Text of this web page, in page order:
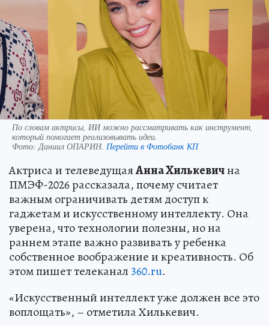
По словам актрисы, ИИ можно рассматривать как инструмент,
который помогает реализовывать идеи.
Фото:Даниил ОПАРИН. Перейти в Фотобанк КП
Актриса и телеведущаяАнна Хилькевична
ПМЭФ-2026 рассказала, почему считает
важным ограничивать детям доступ к
гаджетам и искусственному интеллекту. Она
уверена, что технологии полезны, но на
раннем этапе важно развивать у ребенка
собственное воображение и креативность. Об
этом пишет телеканал 360.ru.
«Искусственный интеллект уже должен все это
воплощать», – отметила Хилькевич.